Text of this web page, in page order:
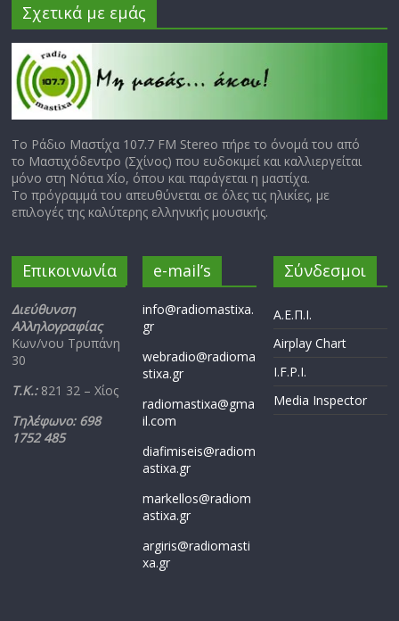
Σχετικά με εμάς
Το Ράδιο Μαστίχα 107.7 FM Stereo πήρε το όνομά του από
το Μαστιχόδεντρο (Σχίνος) που ευδοκιμεί και καλλιεργείται
μόνο στη Νότια Χίο, όπου και παράγεται η μαστίχα.
Το πρόγραμμά του απευθύνεται σε όλες τις ηλικίες, με
επιλογές της καλύτερης ελληνικής μουσικής.
Επικοινωνία
Διεύθυνση
Αλληλογραφίας
Κων/νου Τρυπάνη
30
Τ.Κ.: 821 32 – Χίος
Τηλέφωνο: 698
1752 485
e-mail’s
info@radiomastixa.
gr
webradio@radioma
stixa.gr
radiomastixa@gma
il.com
diafimiseis@radiom
astixa.gr
markellos@radiom
astixa.gr
argiris@radiomasti
xa.gr
Σύνδεσμοι
Α.Ε.Π.Ι.
Airplay Chart
I.F.P.I.
Media Inspector